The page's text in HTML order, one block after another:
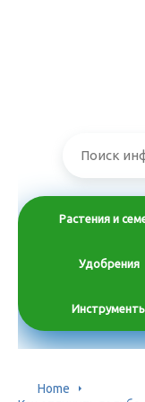
Растения и
Удобрения
Home